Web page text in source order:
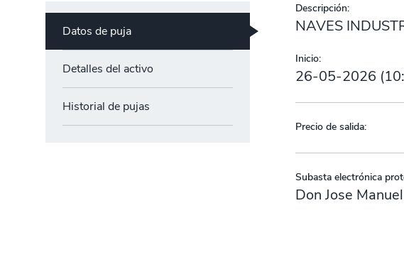
Datos de puja
Detalles del activo
Historial de pujas
Descripción:
NAVES
Inicio:
26-05-2026 (
Precio de salida:
Subasta electrónica
Don Jose